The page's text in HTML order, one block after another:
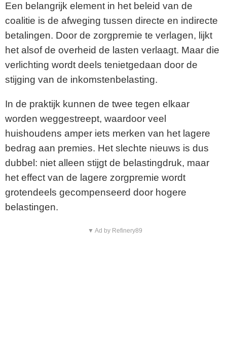
Een belangrijk element in het beleid van de
coalitie is de afweging tussen directe en indirecte
betalingen. Door de zorgpremie te verlagen, lijkt
het alsof de overheid de lasten verlaagt. Maar die
verlichting wordt deels tenietgedaan door de
stijging van de inkomstenbelasting.
In de praktijk kunnen de twee tegen elkaar
worden weggestreept, waardoor veel
huishoudens amper iets merken van het lagere
bedrag aan premies. Het slechte nieuws is dus
dubbel: niet alleen stijgt de belastingdruk, maar
het effect van de lagere zorgpremie wordt
grotendeels gecompenseerd door hogere
belastingen.
▼ Ad by Refinery89